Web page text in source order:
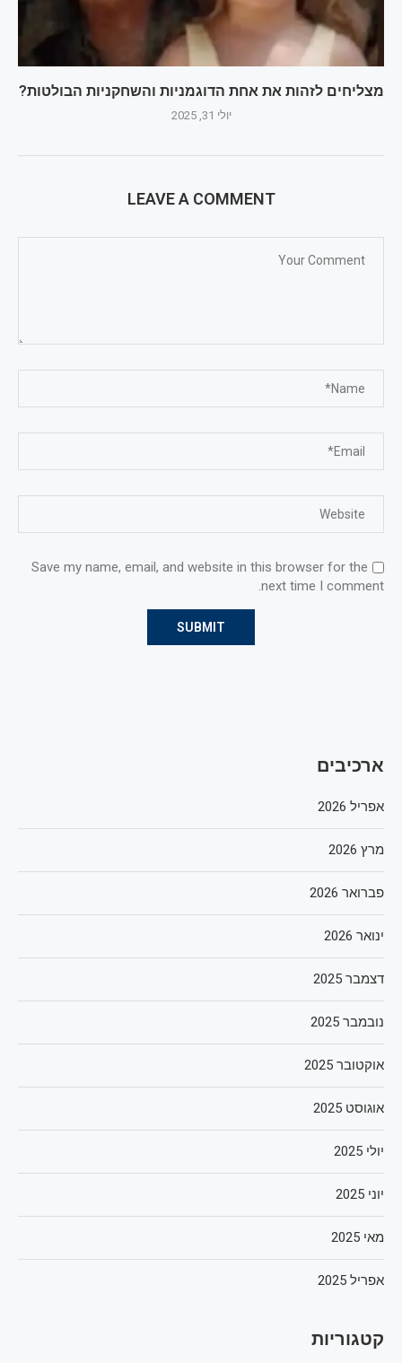
מצליחים לזהות את אחת הדוגמניות והשחקניות הבולטות?
יולי 31, 2025
LEAVE A COMMENT
Save my name, email, and website in this browser for the
next time I comment.
ארכיבים
אפריל 2026
מרץ 2026
פברואר 2026
ינואר 2026
דצמבר 2025
נובמבר 2025
אוקטובר 2025
אוגוסט 2025
יולי 2025
יוני 2025
מאי 2025
אפריל 2025
קטגוריות